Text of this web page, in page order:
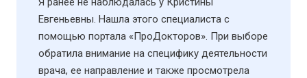
Евгеньевны. Нашла этого специалиста с
помощью портала «ПроДокторов». При выборе
обратила внимание на специфику деятельности
врача, ее направление и также просмотрела